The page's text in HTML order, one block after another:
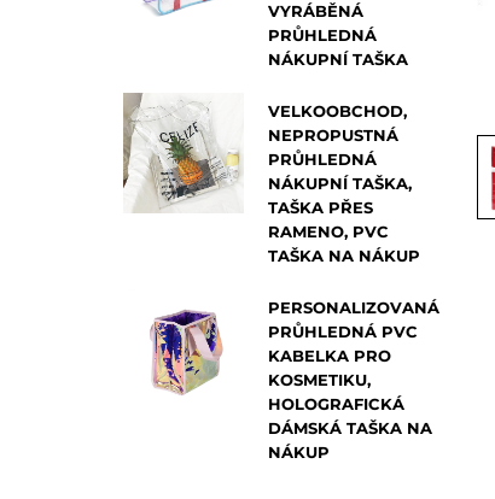
VYRÁBĚNÁ
PRŮHLEDNÁ
NÁKUPNÍ TAŠKA
VELKOOBCHOD,
NEPROPUSTNÁ
PRŮHLEDNÁ
NÁKUPNÍ TAŠKA,
TAŠKA PŘES
RAMENO, PVC
TAŠKA NA NÁKUP
PERSONALIZOVANÁ
PRŮHLEDNÁ PVC
KABELKA PRO
KOSMETIKU,
HOLOGRAFICKÁ
DÁMSKÁ TAŠKA NA
NÁKUP